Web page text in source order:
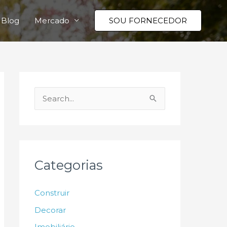
Blog Mercado SOU FORNECEDOR
e
i
r
Categorias
Construir
Decorar